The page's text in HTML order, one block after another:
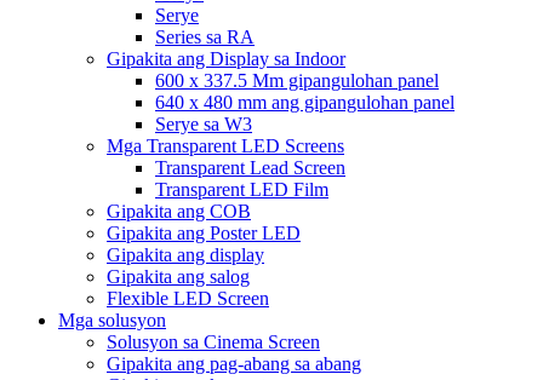
Serye
Series sa RA
Gipakita ang Display sa Indoor
600 x 337.5 Mm gipangulohan panel
640 x 480 mm ang gipangulohan panel
Serye sa W3
Mga Transparent LED Screens
Transparent Lead Screen
Transparent LED Film
Gipakita ang COB
Gipakita ang Poster LED
Gipakita ang display
Gipakita ang salog
Flexible LED Screen
Mga solusyon
Solusyon sa Cinema Screen
Gipakita ang pag-abang sa abang